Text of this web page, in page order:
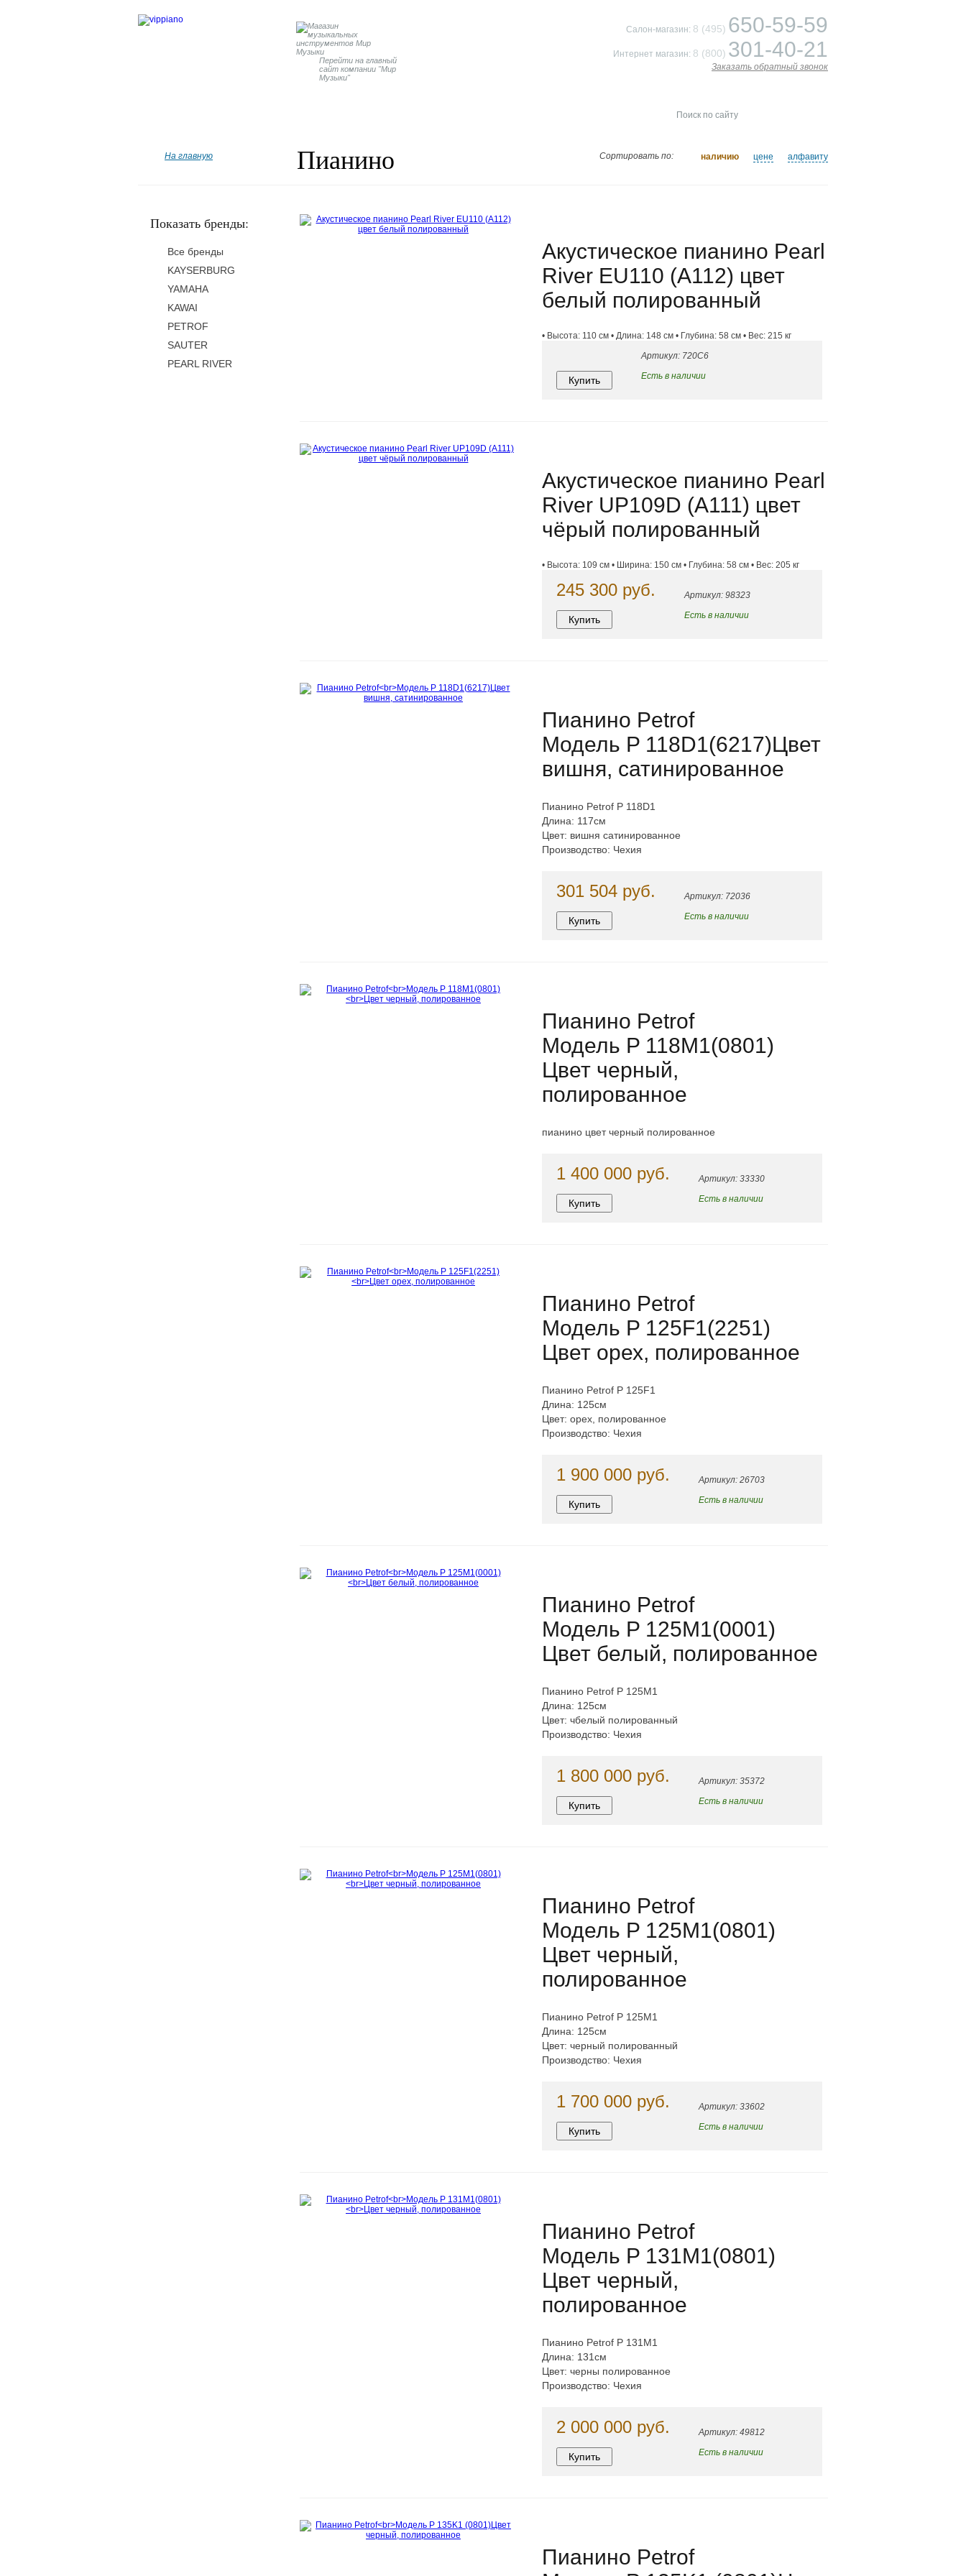
Cалон-магазин: 8 (495) 650-59-59
Интернет магазин: 8 (800) 301-40-21
Заказать обратный звонок
Перейти на главный
сайт компании "Мир
Музыки"
Сортировать по: наличию цене алфавиту
На главную Пианино
Показать бренды:
Все бренды
KAYSERBURG
YAMAHA
KAWAI
PETROF
SAUTER
PEARL RIVER
Акустическое пианино Pearl
River EU110 (A112) цвет
белый полированный
• Высота: 110 см • Длина: 148 см • Глубина: 58 см • Вес: 215 кг
Артикул: 720C6
Есть в наличии
Акустическое пианино Pearl
River UP109D (A111) цвет
чёрый полированный
• Высота: 109 см • Ширина: 150 см • Глубина: 58 см • Вес: 205 кг
245 300 руб.
Артикул: 98323
Есть в наличии
Пианино Petrof
Модель P 118D1(6217)Цвет
вишня, сатинированное
Пианино Petrof P 118D1
Длина: 117см
Цвет: вишня сатинированное
Производство: Чехия
301 504 руб.
Артикул: 72036
Есть в наличии
Пианино Petrof
Модель P 118M1(0801)
Цвет черный,
полированное
пианино цвет черный полированное
1 400 000 руб.
Артикул: 33330
Есть в наличии
Пианино Petrof
Модель P 125F1(2251)
Цвет орех, полированное
Пианино Petrof P 125F1
Длина: 125см
Цвет: орех, полированное
Производство: Чехия
1 900 000 руб.
Артикул: 26703
Есть в наличии
Пианино Petrof
Модель P 125M1(0001)
Цвет белый, полированное
Пианино Petrof P 125M1
Длина: 125см
Цвет: чбелый полированный
Производство: Чехия
1 800 000 руб.
Артикул: 35372
Есть в наличии
Пианино Petrof
Модель P 125M1(0801)
Цвет черный,
полированное
Пианино Petrof P 125M1
Длина: 125см
Цвет: черный полированный
Производство: Чехия
1 700 000 руб.
Артикул: 33602
Есть в наличии
Пианино Petrof
Модель P 131M1(0801)
Цвет черный,
полированное
Пианино Petrof P 131M1
Длина: 131см
Цвет: черны полированное
Производство: Чехия
2 000 000 руб.
Артикул: 49812
Есть в наличии
Пианино Petrof